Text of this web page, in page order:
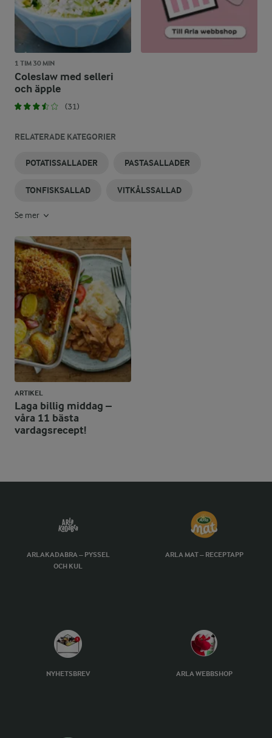
1 TIM 30 MIN
Coleslaw med selleri
och äpple
(31)
RELATERADE KATEGORIER
POTATISSALLADER PASTASALLADER
TONFISKSALLAD VITKÅLSSALLAD
Se mer
ARTIKEL
Laga billig middag –
våra 11 bästa
vardagsrecept!
ARLAKADABRA – PYSSEL
OCH KUL
ARLA MAT – RECEPTAPP
NYHETSBREV ARLA WEBBSHOP